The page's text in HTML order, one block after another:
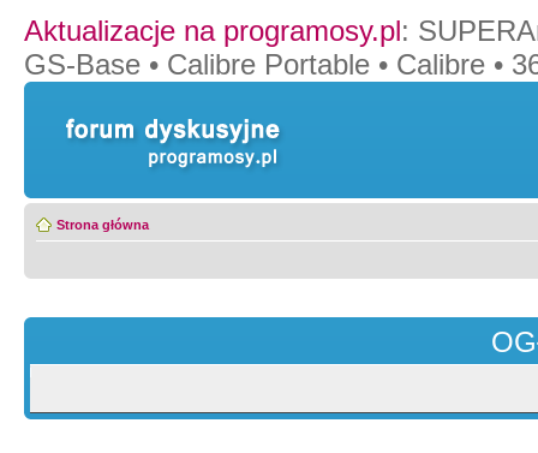
Aktualizacje na programosy.pl:
GS-Base • Calibre Portable • Calibre •
Strona główna